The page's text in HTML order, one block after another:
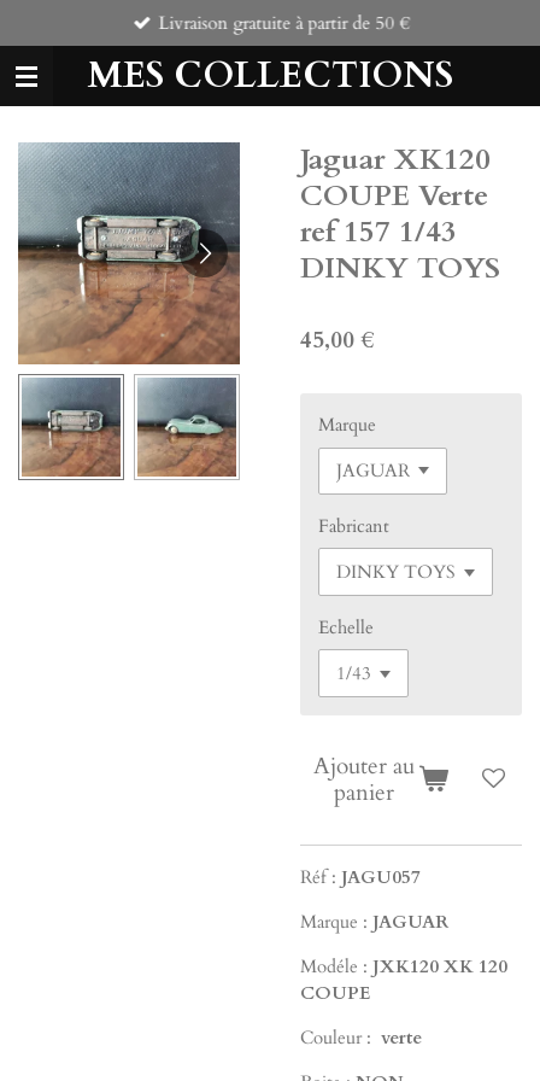
au
contenu
principal
MES COLLECTIONS
Livraison gratuite à partir de 50 €
Jaguar XK120
COUPE Verte
ref 157 1/43
DINKY TOYS
45,00 €
Marque
Fabricant
Echelle
Ajouter au
panier
Réf : JAGU057
Marque : JAGUAR
Modéle : JXK120 XK 120
COUPE
Couleur : verte